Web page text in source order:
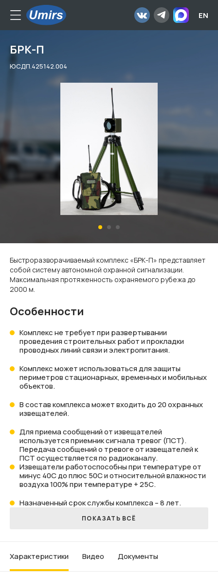
EN
БРК-П
ЮСДП.425142.004
Быстроразворачиваемый комплекс «БРК-П» представляет
собой систему автономной охранной сигнализации.
Максимальная протяженность охраняемого рубежа до
2000 м.
Особенности
Комплекс не требует при развертывании
проведения строительных работ и прокладки
проводных линий связи и электропитания.
Комплекс может использоваться для защиты
периметров стационарных, временных и мобильных
объектов.
В состав комплекса может входить до 20 охранных
извещателей.
Для приема сообщений от извещателей
используется приемник сигнала тревог (ПСТ).
Передача сообщений о тревоге от извещателей к
ПСТ осуществляется по радиоканалу.
Извещатели работоспособны при температуре от
минус 40С до плюс 50С и относительной влажности
воздуха 100% при температуре + 25С.
Назначенный срок службы комплекса – 8 лет.
ПОКАЗАТЬ ВСЁ
характеристики Видео Документы